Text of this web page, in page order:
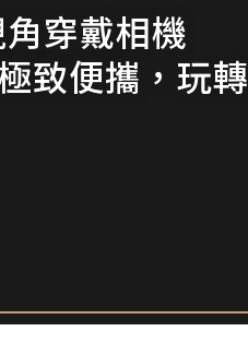
穿戴相機
致便攜，玩轉